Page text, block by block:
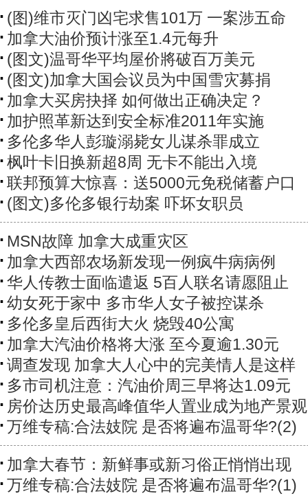
(图)维市灭门凶宅求售101万 一案涉五命
加拿大油价预计涨至1.4元每升
(图文)温哥华平均屋价將破百万美元
(图文)加拿大国会议员为中国雪灾募捐
加拿大买房抉择 如何做出正确决定？
加护照革新达到安全标准2011年实施
多伦多华人彭璇溺毙女儿谋杀罪成立
枫叶卡旧换新超8周 无卡不能出入境
联邦预算大惊喜：送5000元免税储蓄户口
(图文)多伦多银行劫案 吓坏女职员
MSN故障 加拿大成重灾区
加拿大西部农场新发现一例疯牛病病例
华人传教士面临遣返 5百人联名请愿阻止
幼女死于家中 多市华人女子被控谋杀
多伦多皇后西街大火 烧毁40公寓
加拿大汽油价格将大涨 至今夏逾1.30元
调查发现 加拿大人心中的完美情人是这样
多市司机注意：汽油价周三早将达1.09元
房价达历史最高峰值华人置业成为地产景观
万维专稿:合法妓院 是否将遍布温哥华?(2)
加拿大春节：新鲜事或新习俗正悄悄出现
万维专稿:合法妓院 是否将遍布温哥华?(1)